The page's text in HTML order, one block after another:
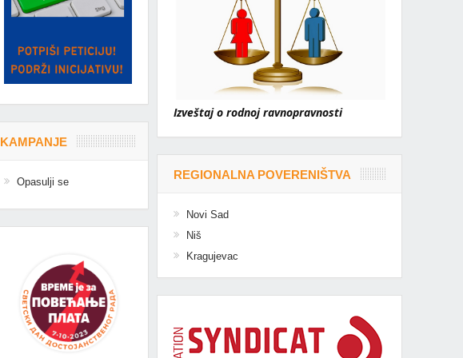
KAMPANJE
Opasulji se
Izveštaj o rodnoj ravnopravnosti
REGIONALNA POVERENIŠTVA
Novi Sad
Niš
Kragujevac